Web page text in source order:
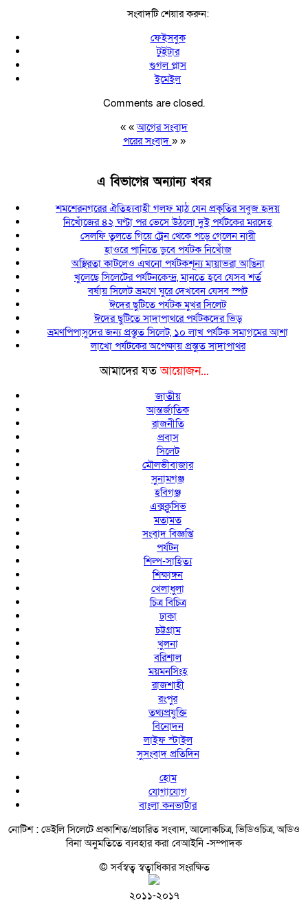
সংবাদটি শেয়ার করুন:
ফেইসবুক
টুইটার
গুগল প্লাস
ইমেইল
Comments are closed.
« «আগের সংবাদ
পরের সংবাদ » »
এ বিভাগের অন্যান্য খবর
শমশেরনগরের ঐতিহ্যবাহী গলফ মাঠ যেন প্রকৃতির সবুজ হৃদয়
নিখোঁজের ৪২ ঘণ্টা পর ভেসে উঠলো দুই পর্যটকের মরদেহ
সেলফি তুলতে গিয়ে ট্রেন থেকে পড়ে গেলেন নারী
হাওরে পানিতে ডুবে পর্যটক নিখোঁজ
অস্থিরতা কাটলেও এখনো পর্যটকশূন্য মায়াভরা আঙিনা
খুলেছে সিলেটের পর্যটনকেন্দ্র, মানতে হবে যেসব শর্ত
বর্ষায় সিলেট ভ্রমণে ঘুরে দেখবেন যেসব স্পট
ঈদের ছুটিতে পর্যটক মুখর সিলেট
ঈদের ছুটিতে সাদাপাথরে পর্যটকদের ভিড়
ভ্রমণপিপাসুদের জন্য প্রস্তুত সিলেট, ১০ লাখ পর্যটক সমাগমের আশা
লাখো পর্যটকের অপেক্ষায় প্রস্তুত সাদাপাথর
আমাদের যতআয়োজন...
জাতীয়
আন্তর্জাতিক
রাজনীতি
প্রবাস
সিলেট
মৌলভীবাজার
সুনামগঞ্জ
হবিগঞ্জ
এক্সক্লুসিভ
মতামত
সংবাদ বিজ্ঞপ্তি
পর্যটন
শিল্প-সাহিত্য
শিক্ষাঙ্গন
খেলাধুলা
চিত্র বিচিত্র
ঢাকা
চট্টগ্রাম
খুলনা
বরিশাল
ময়মনসিংহ
রাজশাহী
রংপুর
তথ্যপ্রযুক্তি
বিনোদন
লাইফ স্টাইল
সুসংবাদ প্রতিদিন
হোম
যোগাযোগ
বাংলা কনভার্টার
নোটিশ : ডেইলি সিলেটে প্রকাশিত/প্রচারিত সংবাদ, আলোকচিত্র, ভিডিওচিত্র, অডিও
বিনা অনুমতিতে ব্যবহার করা বেআইনি -সম্পাদক
© সর্বস্বত্ব স্বত্বাধিকার সংরক্ষিত
২০১১-২০১৭